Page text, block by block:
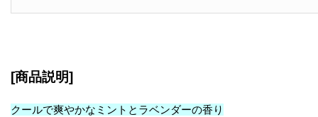
[商品説明]
クールで爽やかなミントとラベンダーの香り